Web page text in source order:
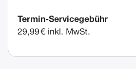
Termin-Servicegebühr
29,99 € inkl. MwSt.